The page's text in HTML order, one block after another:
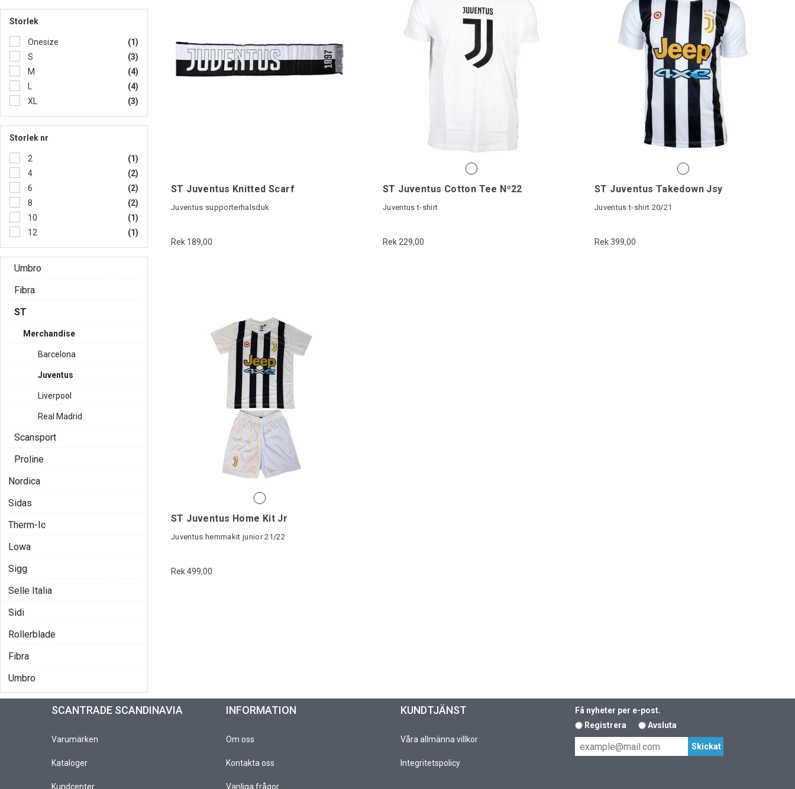
Storlek
Onesize
(1)
S
(3)
M
(4)
(4)
XL
(3)
Storlek nr
2
(1)
4
(2)
6
(2)
8
(2)
10
(1)
12
(1)
Umbro
Fibra
ST
Merchandise
Barcelona
Juventus
Liverpool
Real Madrid
Scansport
Proline
Nordica
Sidas
Therm-Ic
Lowa
Sigg
Selle Italia
Sidi
Rollerblade
Fibra
Umbro
ST Juventus Knitted Scarf
Juventus supporterhalsduk
Rek 189,00
ST Juventus Cotton Tee Nº22
Juventus t-shirt
Rek 229,00
ST Juventus Takedown Jsy
Juventus t-shirt 20/21
Rek 399,00
ST Juventus Home Kit Jr
Juventus hemmakit junior 21/22
Rek 499,00
SCANTRADE SCANDINAVIA
Varumärken
Kataloger
Kundcenter
INFORMATION
Om oss
Kontakta oss
Vanliga frågor
KUNDTJÄNST
Våra allmänna villkor
Integritetspolicy
Få nyheter per e-post.
Registrera
Avsluta